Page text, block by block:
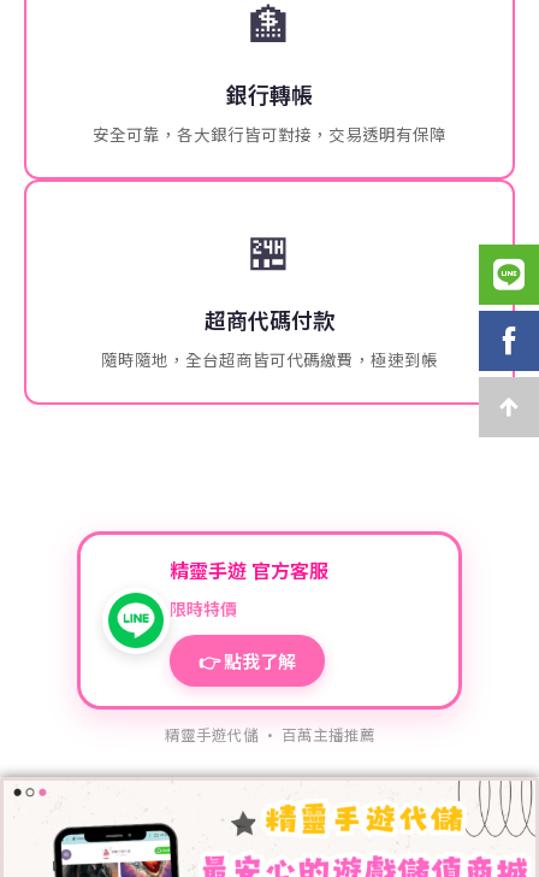
🏦
銀行轉帳
安全可靠，各大銀行皆可對接，交易透明有保障
🏪
超商代碼付款
隨時隨地，全台超商皆可代碼繳費，極速到帳
精靈手遊 官方客服
限時特價
👉 點我了解
精靈手遊代儲 · 百萬主播推薦